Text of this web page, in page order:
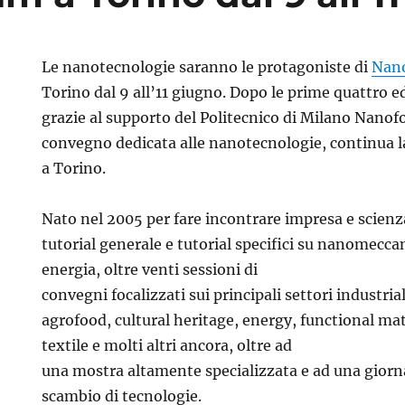
Le nanotecnologie saranno le protagoniste di
Torino dal 9 all’11 giugno. Dopo le prime quattro
grazie al supporto del Politecnico di Milano
convegno dedicata alle nanotecnologie, continua
a Torino.
Nato nel 2005 per fare incontrare impresa e
tutorial generale e tutorial specifici su
energia, oltre venti sessioni di
convegni focalizzati sui principali settori
agrofood, cultural heritage, energy, functional
textile e molti altri ancora, oltre ad
una mostra altamente specializzata e ad una
scambio di tecnologie.